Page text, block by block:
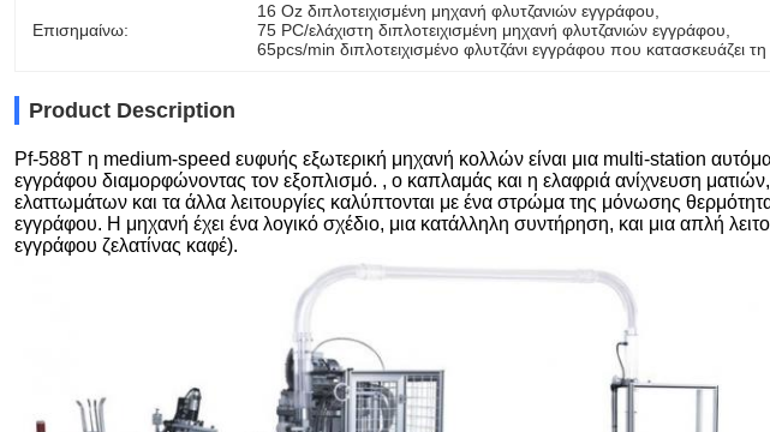
Επισημαίνω:
16 Oz διπλοτειχισμένη μηχανή φλυτζανιών εγγράφου
75 PC/ελάχιστη διπλοτειχισμένη μηχανή φλυτζανιών εγγράφου
65pcs/min διπλοτειχισμένο φλυτζάνι εγγράφου που κατασκευάζει
Product Description
Pf-588T η medium-speed ευφυής εξωτερική μηχανή κολλών είναι μια multi-station
εγγράφου διαμορφώνοντας τον εξοπλισμό. , ο καπλαμάς και η ελαφριά ανίχνευση
ελαττωμάτων και τα άλλα λειτουργίες καλύπτονται με ένα στρώμα της μόνωσης
εγγράφου. Η μηχανή έχει ένα λογικό σχέδιο, μια κατάλληλη συντήρηση, και μια απλή
εγγράφου ζελατίνας καφέ).